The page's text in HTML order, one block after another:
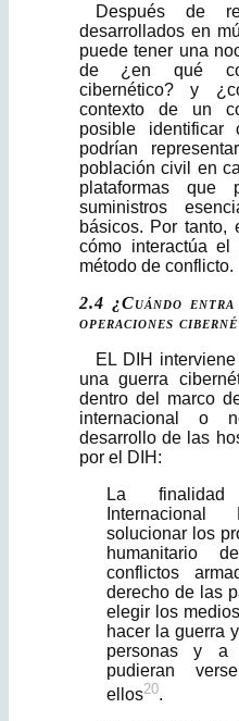
Después de
desarrollados en
puede tener una
de ¿en qué
cibernético? y
contexto de un
posible identificar
podrían
población civil en
plataformas que
suministros
básicos. Por tanto,
cómo interactúa
método de conflicto.
2.4 ¿Cuándo
operaciones
EL DIH
una guerra
dentro del marco
internacional o
desarrollo de las
por el DIH:
La
Internacional
solucionar los
humanitario
conflictos
derecho de las
elegir los
hacer la guerra
personas y a
pudieran
ellos20.